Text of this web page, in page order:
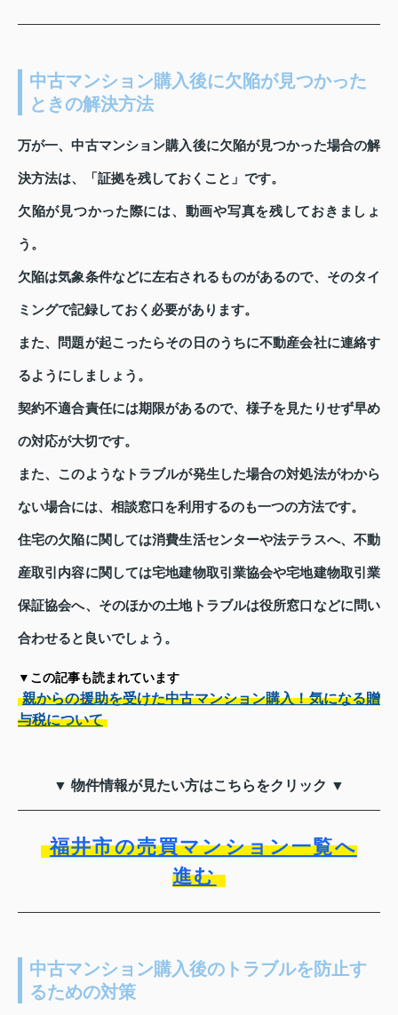
中古マンション購入後に欠陥が見つかった
ときの解決方法
万が一、中古マンション購入後に欠陥が見つかった場合の解
決方法は、「証拠を残しておくこと」です。
欠陥が見つかった際には、動画や写真を残しておきましょ
う。
欠陥は気象条件などに左右されるものがあるので、そのタイ
ミングで記録しておく必要があります。
また、問題が起こったらその日のうちに不動産会社に連絡す
るようにしましょう。
契約不適合責任には期限があるので、様子を見たりせず早め
の対応が大切です。
また、このようなトラブルが発生した場合の対処法がわから
ない場合には、相談窓口を利用するのも一つの方法です。
住宅の欠陥に関しては消費生活センターや法テラスへ、不動
産取引内容に関しては宅地建物取引業協会や宅地建物取引業
保証協会へ、そのほかの土地トラブルは役所窓口などに問い
合わせると良いでしょう。
▼この記事も読まれています
親からの援助を受けた中古マンション購入！気になる贈
与税について
▼ 物件情報が見たい方はこちらをクリック ▼
福井市の売買マンション一覧へ
進む
中古マンション購入後のトラブルを防止す
るための対策